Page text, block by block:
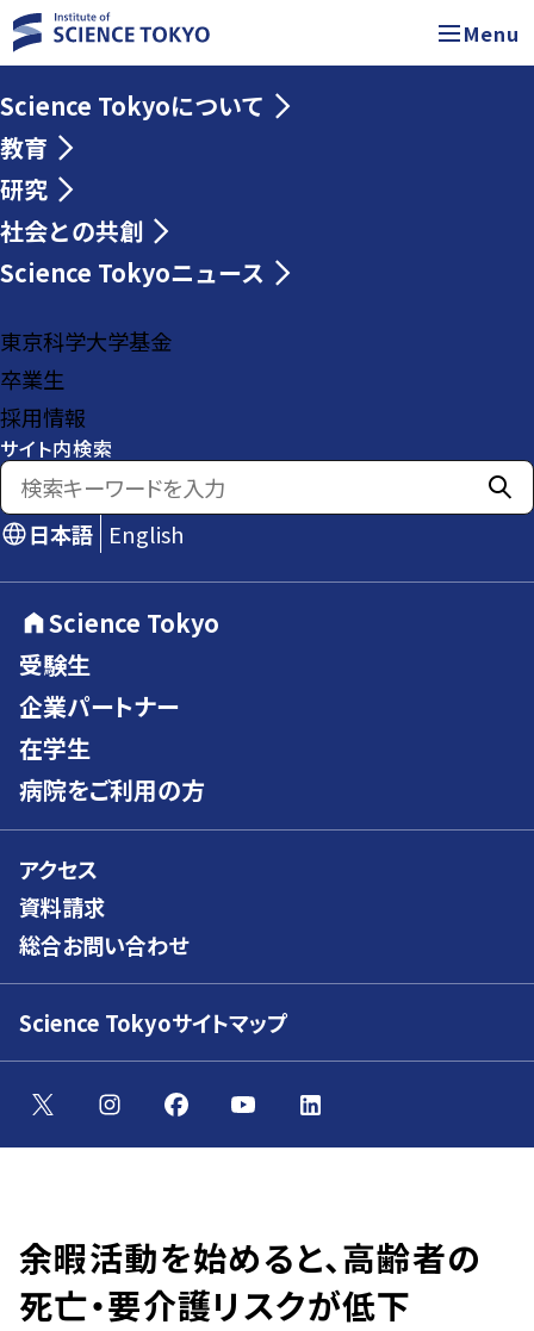
Menu
Science Tokyoについて
教育
研究
社会との共創
Science Tokyoニュース
東京科学大学基金
卒業生
採用情報
サイト内検索
日本語 English
Science Tokyo
受験生
企業パートナー
在学生
病院をご利用の方
アクセス
資料請求
総合お問い合わせ
Science Tokyoサイトマップ
余暇活動を始めると、高齢者の
死亡・要介護リスクが低下